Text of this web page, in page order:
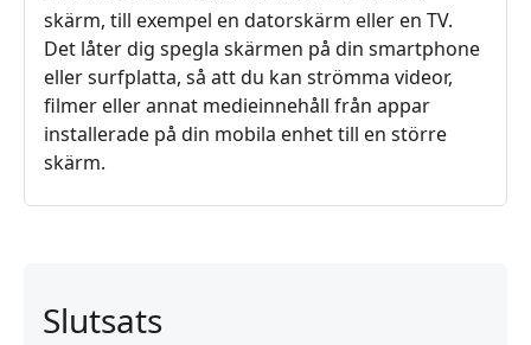
skärm, till exempel en datorskärm eller en TV.
Det låter dig spegla skärmen på din smartphone
eller surfplatta, så att du kan strömma videor,
filmer eller annat medieinnehåll från appar
installerade på din mobila enhet till en större
skärm.
Slutsats